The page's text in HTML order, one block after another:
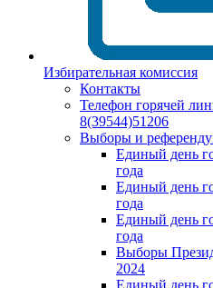
Избирательная комиссия
Контакты
Телефон горячей
8(39544)51206
Выборы и
Единый день
года
Единый день
года
Единый день
года
Выборы
2024
Единый день